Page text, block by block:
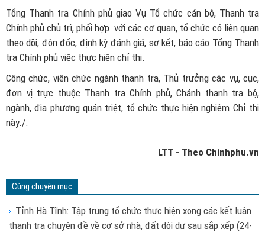
Tổng Thanh tra Chính phủ giao Vụ Tổ chức cán bộ, Thanh tra
Chính phủ chủ trì, phối hợp với các cơ quan, tổ chức có liên quan
theo dõi, đôn đốc, định kỳ đánh giá, sơ kết, báo cáo Tổng Thanh
tra Chính phủ việc thực hiện chỉ thị.
Công chức, viên chức ngành thanh tra, Thủ trưởng các vụ, cục,
đơn vị trực thuộc Thanh tra Chính phủ, Chánh thanh tra bộ,
ngành, địa phương quán triệt, tổ chức thực hiện nghiêm Chỉ thị
này./.
LTT - Theo Chinhphu.vn
Cùng chuyên mục
Tỉnh Hà Tĩnh: Tập trung tổ chức thực hiện xong các kết luận
thanh tra chuyên đề về cơ sở nhà, đất dôi dư sau sắp xếp (24-